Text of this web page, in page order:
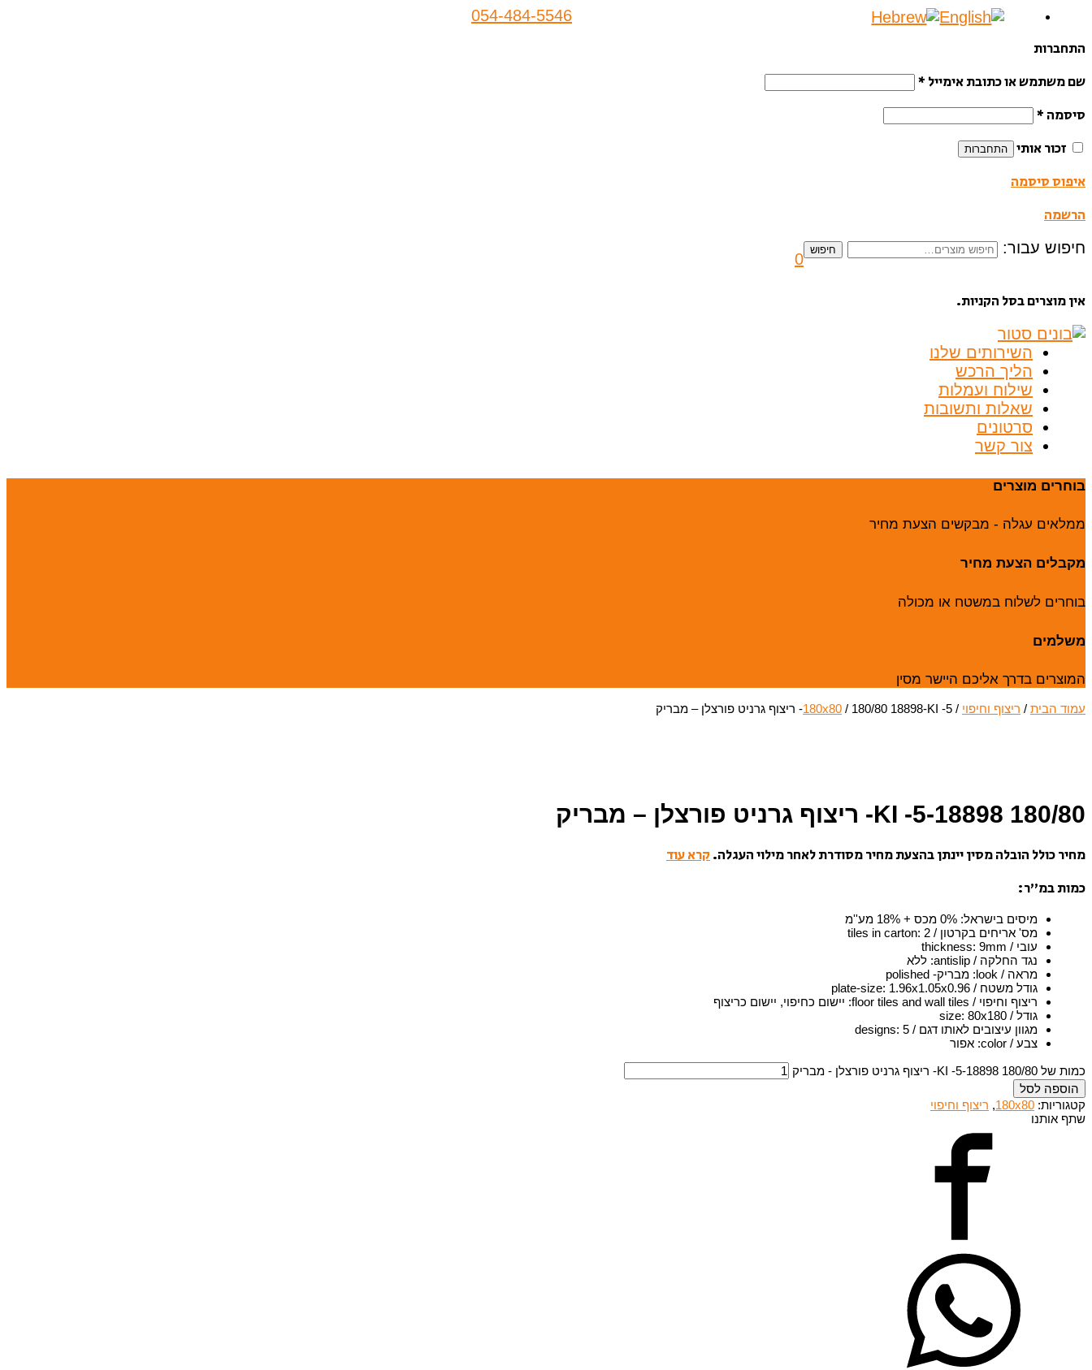
054-484-5546
התחברות
שם משתמש או כתובת אימייל *
סיסמה *
זכור אותי
התחברות
איפוס סיסמה
הרשמה
חיפוש עבור: חיפוש
0
אין מוצרים בסל הקניות.
השירותים שלנו
הליך הרכש
שילוח ועמלות
שאלות ותשובות
סרטונים
צור קשר
בוחרים מוצרים
ממלאים עגלה - מבקשים הצעת מחיר
מקבלים הצעת מחיר
בוחרים לשלוח במשטח או מכולה
משלמים
המוצרים בדרך אליכם היישר מסין
עמוד הבית / ריצוף וחיפוי /
180x80 / 180/80 18898-KI -5- ריצוף גרניט פורצלן – מבריק
180/80 18898-KI -5- ריצוף גרניט פורצלן – מבריק
מחיר כולל הובלה מסין יינתן בהצעת מחיר מסודרת לאחר מילוי העגלה. קרא עוד
כמות במ”ר:
מיסים בישראל: 0% מכס + 18% מע''מ
מס' אריחים בקרטון / tiles in carton
: 2
עובי / thickness
:9mm
נגד החלקה / antislip
: ללא
מראה / look
: מבריק- polished
גודל משטח / plate-size
: 1.96x1.05x0.96
ריצוף וחיפוי / floor tiles and wall tiles
: יישום כחיפוי, יישום כריצוף
גודל / size
:80x180
מגוון עיצובים לאותו דגם / designs
:5
צבע / color
: אפור
כמות של 180/80 18898-KI -5- ריצוף גרניט פורצלן - מבריק
הוספה לסל
קטגוריות: 180x80
, ריצוף וחיפוי
שתף אותנו